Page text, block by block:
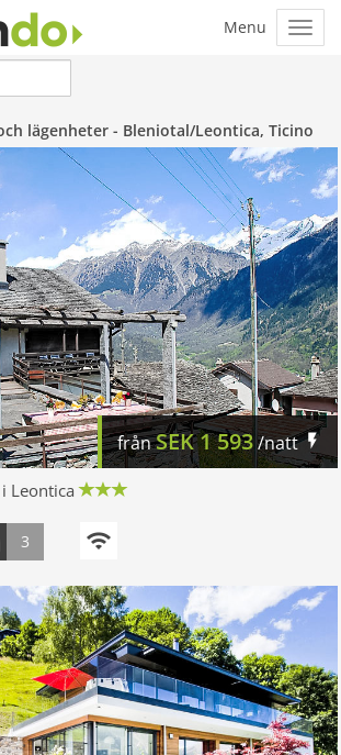
lägenheter - Bleniotal/Leontica, Ticino
frånSEK1 593/natt
Leontica
3